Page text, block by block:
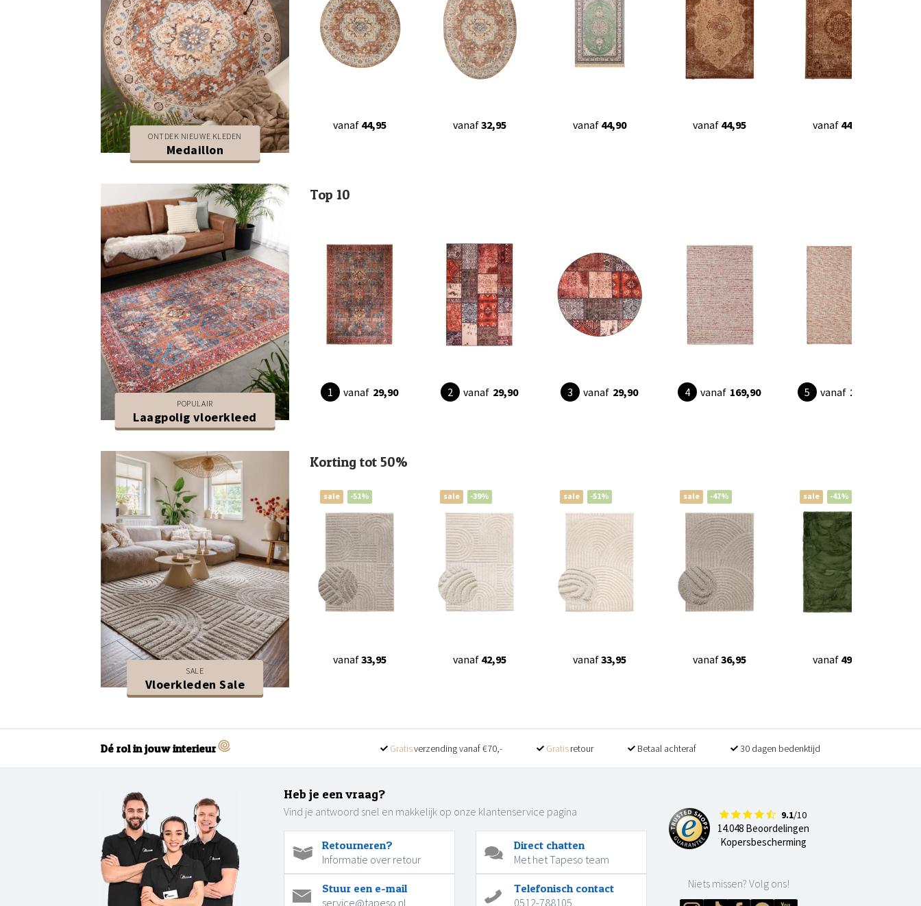
ONTDEK NIEUWE KLEDEN
Medaillon
vanaf 44,95 vanaf32,95 vanaf 44,90 vanaf 44,95 vanaf 44,95
POPULAIR
Laagpolig vloerkleed
Top 10
vanaf 29,90 vanaf 29,90 vanaf 29,90 vanaf 169,90 vanaf 179,90
SALE
Vloerkleden Sale
Korting tot 50%
sale -51%
vanaf33,95
sale -39%
vanaf 42,95
sale -51%
vanaf33,95
sale -47%
vanaf36,95
sale -41%
vanaf 49,90
Dé rol in jouw interieur Gratisverzending vanaf €70,- Gratisretour Betaal achteraf 30 dagen bedenktijd
Heb je een vraag?
Vind je antwoord snel en makkelijk op onze klantenservice pagina
Retourneren?
Informatie over retour
Direct chatten
Met het Tapeso team
Stuur een e-mail
service@tapeso.nl
Telefonisch contact
0512-788105
9.1/10
14.048 Beoordelingen
Kopersbescherming
Niets missen? Volg ons!